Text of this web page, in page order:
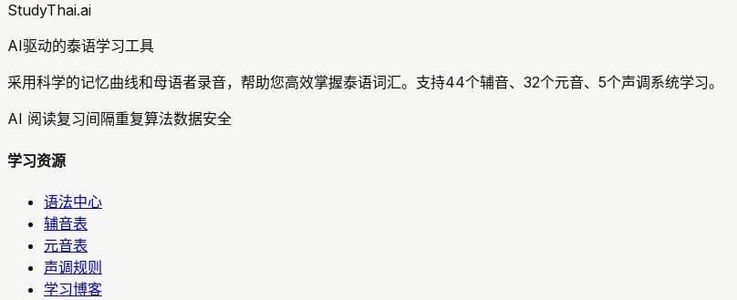
StudyThai.ai
AI驱动的泰语学习工具
采用科学的记忆曲线和母语者录音，帮助您高效掌握泰语词汇。支持44个辅音、32个元音、5个声调系统学习。
AI 阅读复习间隔重复算法数据安全
学习资源
语法中心
辅音表
元音表
声调规则
学习博客